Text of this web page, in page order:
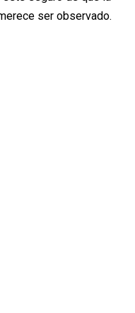
ser observado.